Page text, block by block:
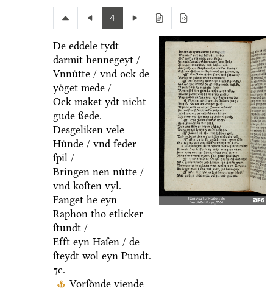
4
De eddele tydt
darmit hennegeyt /
Vnnuͤtte / vnd ock de
yoͤget mede /
Ock maket ydt nicht
gude ßede.
Desgeliken vele
Huͤnde / vnd feder
ſpil /
Bringen nen nuͤtte /
vnd koſten vyl.
Fanget he eyn
Raphon tho etlicker
ſtundt /
Efft eyn Haſen / de
ſteydt wol eyn Pundt.
⁊c.
Vorſoͤnde viende